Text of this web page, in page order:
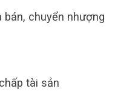
chuyển nhượng
tài sản